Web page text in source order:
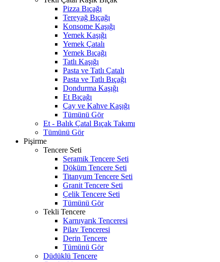
Pizza Bıçağı
Tereyağ Bıçağı
Konsome Kaşığı
Yemek Kaşığı
Yemek Çatalı
Yemek Bıçağı
Tatlı Kaşığı
Pasta ve Tatlı Çatalı
Pasta ve Tatlı Bıçağı
Dondurma Kaşığı
Et Bıçağı
Çay ve Kahve Kaşığı
Tümünü Gör
Et - Balık Çatal Bıçak Takımı
Tümünü Gör
Pişirme
Tencere Seti
Seramik Tencere Seti
Döküm Tencere Seti
Titanyum Tencere Seti
Granit Tencere Seti
Çelik Tencere Seti
Tümünü Gör
Tekli Tencere
Karnıyarık Tenceresi
Pilav Tenceresi
Derin Tencere
Tümünü Gör
Düdüklü Tencere